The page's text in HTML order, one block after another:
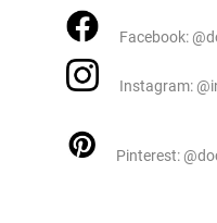
Facebook:
Instagram:
Pinterest: